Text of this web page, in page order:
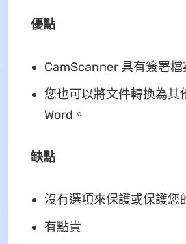
優點
CamScanner 具有簽署檔
您也可以將文件轉換為其
Word。
缺點
沒有選項來保護或保護您
有點貴